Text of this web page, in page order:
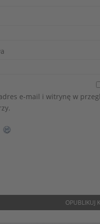
e-mail i witrynę w